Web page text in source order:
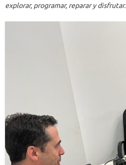
explorar, programar, reparar y disfrutar.